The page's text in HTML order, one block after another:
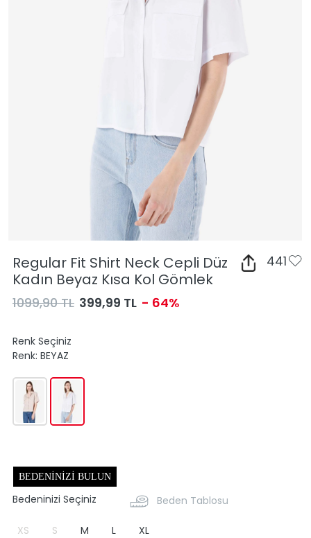
Regular Fit Shirt Neck Cepli Düz
Kadın Beyaz Kısa Kol Gömlek
441
1099,90 TL 399,99 TL - 64%
Renk Seçiniz
Renk: BEYAZ
BEDENINIZI BULUN
Bedeninizi Seçiniz Beden Tablosu
XS S M L XL